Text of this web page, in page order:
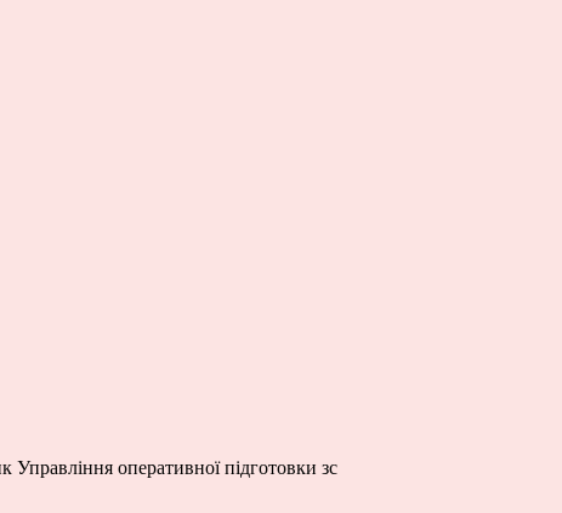
оперативної підготовки зс